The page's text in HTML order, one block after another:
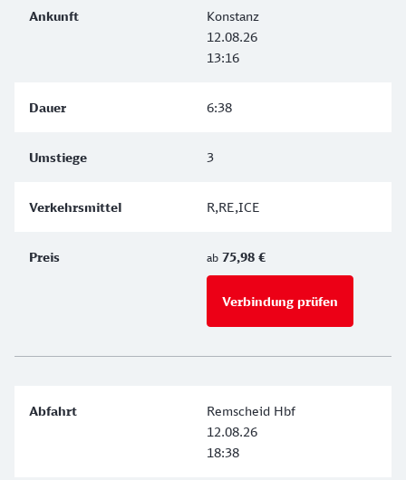
Konstanz
12.08.26
13:16
6:38
3
R,RE,ICE
ab 75,98 €
Verbindung prüfen
Remscheid Hbf
12.08.26
18:38